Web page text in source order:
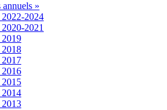
»
2022-2024
2021
2019
2018
2017
2016
2015
2014
2013